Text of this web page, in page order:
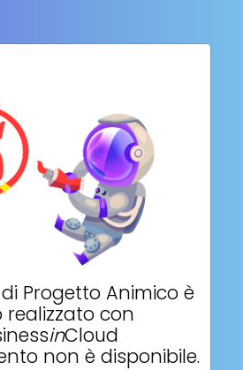
Progetto Animico è
realizzato con
inCloud
non è disponibile.